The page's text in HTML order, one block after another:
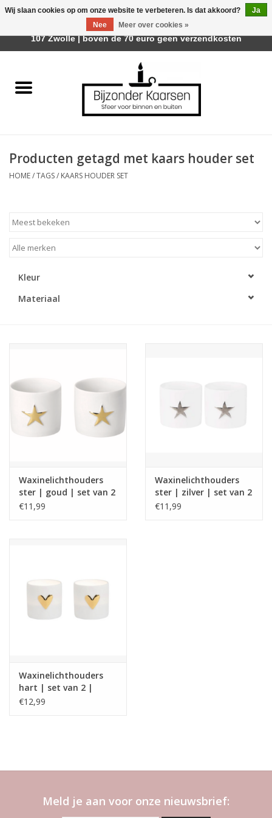
Räder Design Stories
Geurkaarsen
LED Kaarsen
Merken
Producten getagd met kaars houder set
HOME/TAGS/ KAARS HOUDER SET
Kleur
Materiaal
Waxinelichthouders
ster | goud | set van 2
| Räder
€11,99
Waxinelichthouders
ster | zilver | set van 2
| Räder
€11,99
Waxinelichthouders
hart | set van 2 |
Räder
€12,99
Meld je aan voor onze nieuwsbrief:
Wij slaan cookies op om onze website te verbeteren. Is dat akkoord?
Ja
Nee
Meer over cookies »
Afhalen is mogelijk bij Trotz Woon & Cadeau | Belvederelaan
107 Zwolle | boven de 70 euro geen verzendkosten